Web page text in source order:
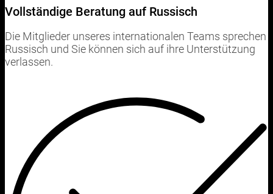
Vollständige Beratung auf Russisch
Die Mitglieder unseres internationalen Teams sprechen
Russisch und Sie können sich auf ihre Unterstützung
verlassen.